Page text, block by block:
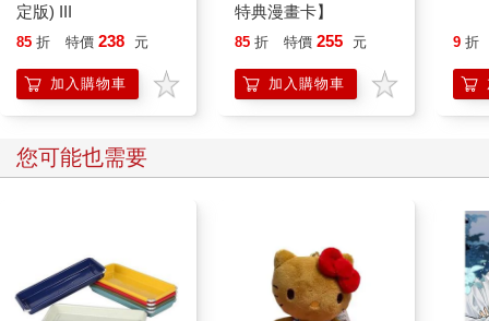
定版) III
85 折 特價 238 元
加入購物車
特典漫畫卡】
85 折 特價 255 元
加入購物車
9 折
您可能也需要